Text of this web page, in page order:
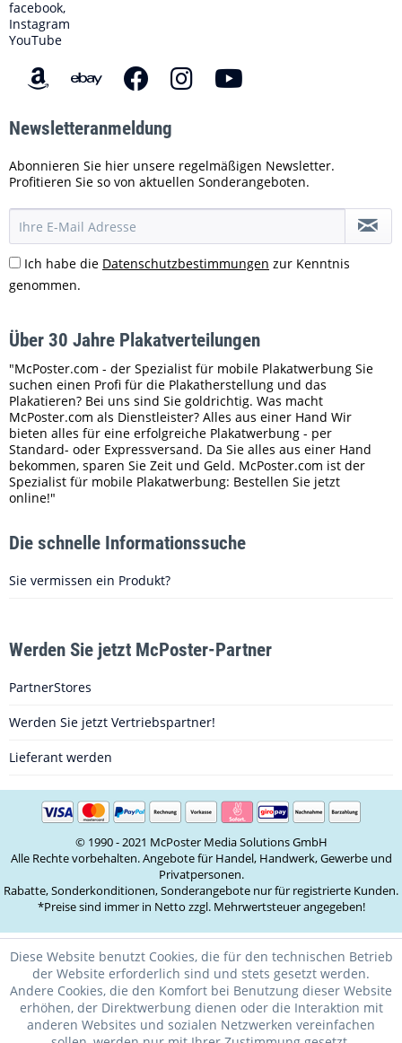
facebook,
Instagram
YouTube
Newsletteranmeldung
Abonnieren Sie hier unsere regelmäßigen Newsletter.
Profitieren Sie so von aktuellen Sonderangeboten.
Ich habe die Datenschutzbestimmungen zur Kenntnis
genommen.
Über 30 Jahre Plakatverteilungen
"McPoster.com - der Spezialist für mobile Plakatwerbung Sie
suchen einen Profi für die Plakatherstellung und das
Plakatieren? Bei uns sind Sie goldrichtig. Was macht
McPoster.com als Dienstleister? Alles aus einer Hand Wir
bieten alles für eine erfolgreiche Plakatwerbung - per
Standard- oder Expressversand. Da Sie alles aus einer Hand
bekommen, sparen Sie Zeit und Geld. McPoster.com ist der
Spezialist für mobile Plakatwerbung: Bestellen Sie jetzt
online!"
Die schnelle Informationssuche
Sie vermissen ein Produkt?
Werden Sie jetzt McPoster-Partner
PartnerStores
Werden Sie jetzt Vertriebspartner!
Lieferant werden
© 1990 - 2021 McPoster Media Solutions GmbH
Alle Rechte vorbehalten. Angebote für Handel, Handwerk, Gewerbe und
Privatpersonen.
Rabatte, Sonderkonditionen, Sonderangebote nur für registrierte Kunden.
*Preise sind immer in Netto zzgl. Mehrwertsteuer angegeben!
Diese Website benutzt Cookies, die für den technischen Betrieb
der Website erforderlich sind und stets gesetzt werden.
Andere Cookies, die den Komfort bei Benutzung dieser Website
erhöhen, der Direktwerbung dienen oder die Interaktion mit
anderen Websites und sozialen Netzwerken vereinfachen